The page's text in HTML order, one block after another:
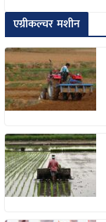
एग्रीकल्चर मशीन